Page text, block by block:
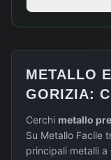
METALLO
GORIZIA:
Cerchi metallo
Su Metallo Facile
principali metalli a